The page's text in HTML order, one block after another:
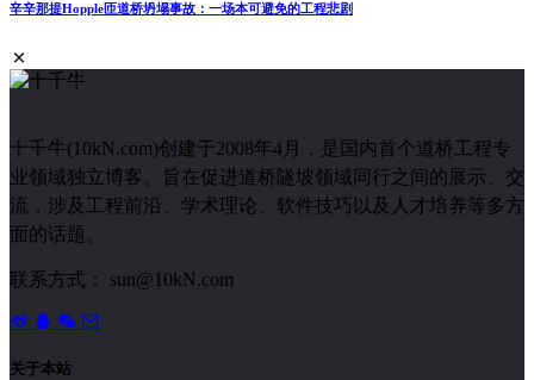
辛辛那提Hopple匝道桥坍塌事故：一场本可避免的工程悲剧
十千牛(10kN.com)创建于2008年4月，是国内首个道桥工程专
业领域独立博客。旨在促进道桥隧坡领域同行之间的展示、交
流，涉及工程前沿、学术理论、软件技巧以及人才培养等多方
面的话题。
联系方式： sun@10kN.com
关于本站